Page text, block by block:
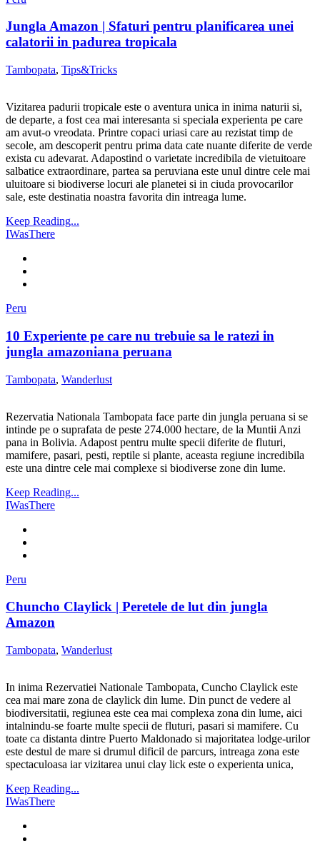
Jungla Amazon | Sfaturi pentru planificarea unei
calatorii in padurea tropicala
Tambopata, Tips&Tricks
Vizitarea padurii tropicale este o aventura unica in inima naturii si,
de departe, a fost cea mai interesanta si speciala experienta pe care
am avut-o vreodata. Printre copaci uriasi care au rezistat timp de
secole, am descoperit pentru prima data cate nuante diferite de verde
exista cu adevarat. Adapostind o varietate incredibila de vietuitoare
salbatice extraordinare, partea sa peruviana este unul dintre cele mai
uluitoare si biodiverse locuri ale planetei si in ciuda provocarilor
sale, este destinatia noastra favorita din intreaga lume.
Keep Reading...
IWasThere
Peru
10 Experiente pe care nu trebuie sa le ratezi in
jungla amazoniana peruana
Tambopata, Wanderlust
Rezervatia Nationala Tambopata face parte din jungla peruana si se
intinde pe o suprafata de peste 274.000 hectare, de la Muntii Anzi
pana in Bolivia. Adapost pentru multe specii diferite de fluturi,
mamifere, pasari, pesti, reptile si plante, aceasta regiune incredibila
este una dintre cele mai complexe si biodiverse zone din lume.
Keep Reading...
IWasThere
Peru
Chuncho Claylick | Peretele de lut din jungla
Amazon
Tambopata, Wanderlust
In inima Rezervatiei Nationale Tambopata, Cuncho Claylick este
cea mai mare zona de claylick din lume. Din punct de vedere al
biodiversitatii, regiunea este cea mai complexa zona din lume, aici
intalnindu-se foarte multe specii de fluturi, pasari si mamifere. Cu
toate ca distanta dintre Puerto Maldonado si majoritatea lodge-urilor
este destul de mare si drumul dificil de parcurs, intreaga zona este
spectaculoasa iar vizitarea unui clay lick este o experienta unica,
Keep Reading...
IWasThere